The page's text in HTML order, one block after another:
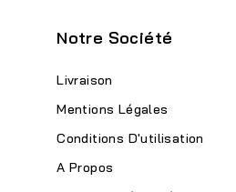
Notre Société
Livraison
Mentions Légales
Conditions D'utilisation
A Propos